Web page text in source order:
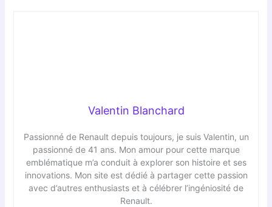
Valentin Blanchard
Passionné de Renault depuis toujours, je suis Valentin, un
passionné de 41 ans. Mon amour pour cette marque
emblématique m’a conduit à explorer son histoire et ses
innovations. Mon site est dédié à partager cette passion
avec d’autres enthusiasts et à célébrer l’ingéniosité de
Renault.